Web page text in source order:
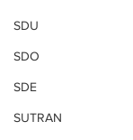
SDU
SDO
SDE
SUTRAN